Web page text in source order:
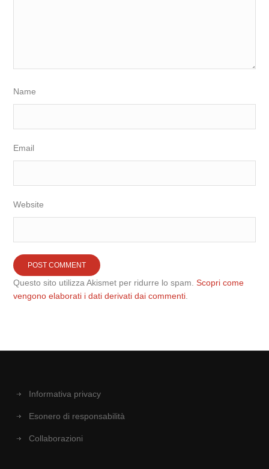
Name
Email
Website
Questo sito utilizza Akismet per ridurre lo spam.Scopri come
vengono elaborati i dati derivati dai commenti
Informativa privacy
Esonero di responsabilità
Collaborazioni